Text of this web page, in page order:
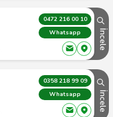
0472 216 00 10
Whatsapp
İncele
0358 218 99 09
Whatsapp
İncele